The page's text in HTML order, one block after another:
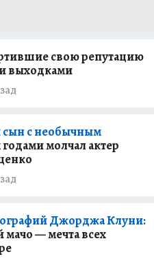
свою репутацию
выходками
сын с необычным
годами молчал актер
Джорджа Клуни:
мачо — мечта всех